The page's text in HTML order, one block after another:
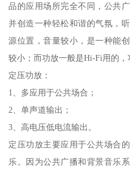
品的应用场所完全不同，公共
并创造一种轻松和谐的气氛，
源位置，音量较小，是一种能
较小；而功放一般是Hi-Fi用的，
定压功放：
1、多应用于公共场合；
2、单声道输出；
3、高电压低电流输出。
定压功放主要应用于公共场合
乐。因为公共广播和背景音乐